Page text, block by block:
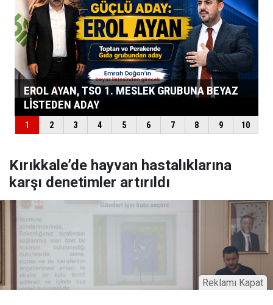
Kırıkkale’de hayvan hastalıklarına
karşı denetimler artırıldı
Reklamı Kapat